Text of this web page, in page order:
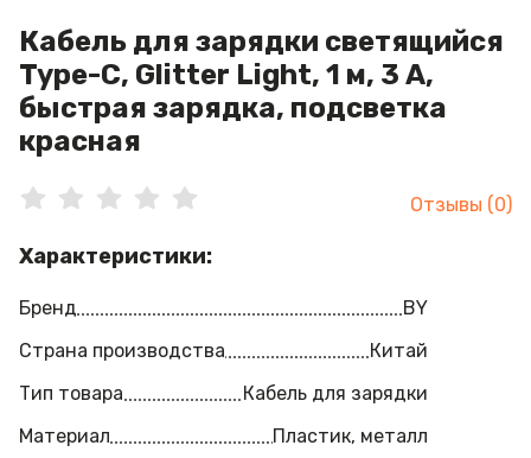
Кабель для зарядки cветящийся
Type-C, Glitter Light, 1 м, 3 А,
быстрая зарядка, подсветка
красная
Отзывы (0)
Характеристики:
Бренд
BY
Страна производства
Китай
Тип товара
Кабель для зарядки
Материал
Пластик, металл